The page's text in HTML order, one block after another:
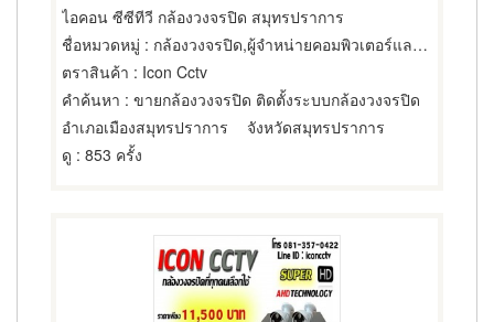
ไอคอน ซีซีทีวี กล้องวงจรปิด สมุทรปราการ
ชื่อหมวดหมู่ : กล้องวงจรปิด,ผู้จำหน่ายคอมพิวเตอร์และอุปกรณ์ต่อพ่วง,ซ่อมคอมพิวเตอร์และอุปกรณ์ต่อพ่วง
ตราสินค้า : Icon Cctv
คำค้นหา : ขายกล้องวงจรปิด ติดตั้งระบบกล้องวงจรปิด
อำเภอเมืองสมุทรปราการ
จังหวัดสมุทรปราการ
ดู : 853 ครั้ง